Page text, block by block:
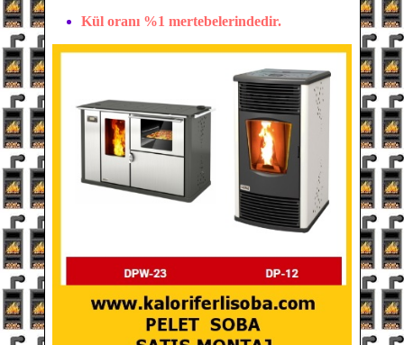
Kül oranı %1 mertebelerindedir.